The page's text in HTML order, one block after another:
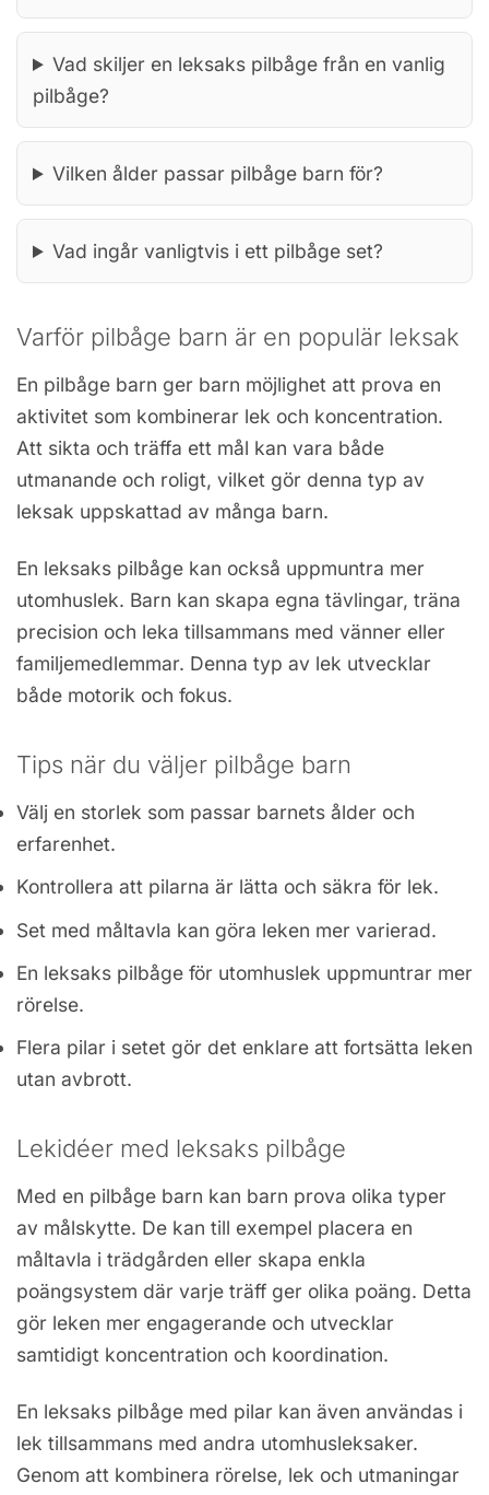
Vad skiljer en leksaks pilbåge från en vanlig
pilbåge?
Vilken ålder passar pilbåge barn för?
Vad ingår vanligtvis i ett pilbåge set?
Varför pilbåge barn är en populär leksak
En pilbåge barn ger barn möjlighet att prova en
aktivitet som kombinerar lek och koncentration.
Att sikta och träffa ett mål kan vara både
utmanande och roligt, vilket gör denna typ av
leksak uppskattad av många barn.
En leksaks pilbåge kan också uppmuntra mer
utomhuslek. Barn kan skapa egna tävlingar, träna
precision och leka tillsammans med vänner eller
familjemedlemmar. Denna typ av lek utvecklar
både motorik och fokus.
Tips när du väljer pilbåge barn
Välj en storlek som passar barnets ålder och
erfarenhet.
Kontrollera att pilarna är lätta och säkra för lek.
Set med måltavla kan göra leken mer varierad.
En leksaks pilbåge för utomhuslek uppmuntrar mer
rörelse.
Flera pilar i setet gör det enklare att fortsätta leken
utan avbrott.
Lekidéer med leksaks pilbåge
Med en pilbåge barn kan barn prova olika typer
av målskytte. De kan till exempel placera en
måltavla i trädgården eller skapa enkla
poängsystem där varje träff ger olika poäng. Detta
gör leken mer engagerande och utvecklar
samtidigt koncentration och koordination.
En leksaks pilbåge med pilar kan även användas i
lek tillsammans med andra utomhusleksaker.
Genom att kombinera rörelse, lek och utmaningar